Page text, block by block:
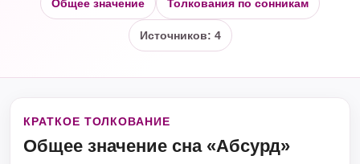
Общее значение Толкования по сонникам
Источников: 4
КРАТКОЕ ТОЛКОВАНИЕ
Общее значение сна «Абсурд»